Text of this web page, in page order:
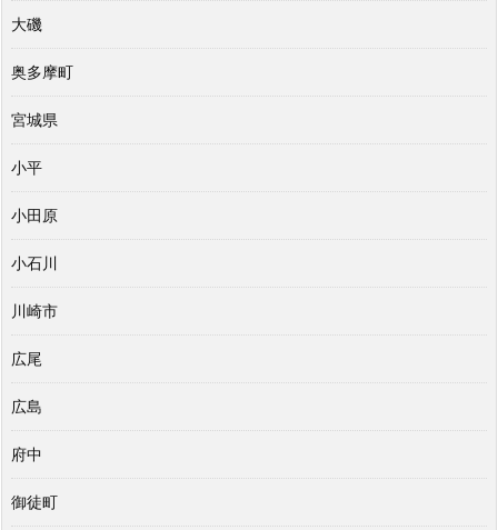
大磯
奥多摩町
宮城県
小平
小田原
小石川
川崎市
広尾
広島
府中
御徒町